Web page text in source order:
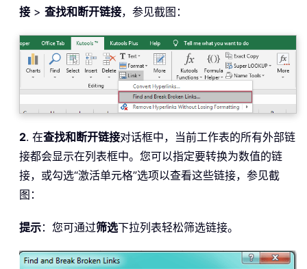
接 > 查找和断开链接，参见截图：
2. 在查找和断开链接对话框中，当前工作表的所有外部链
接都会显示在列表框中。您可以指定要转换为数值的链
接，或勾选“激活单元格”选项以查看这些链接，参见截
图：
提示：您可通过筛选下拉列表轻松筛选链接。